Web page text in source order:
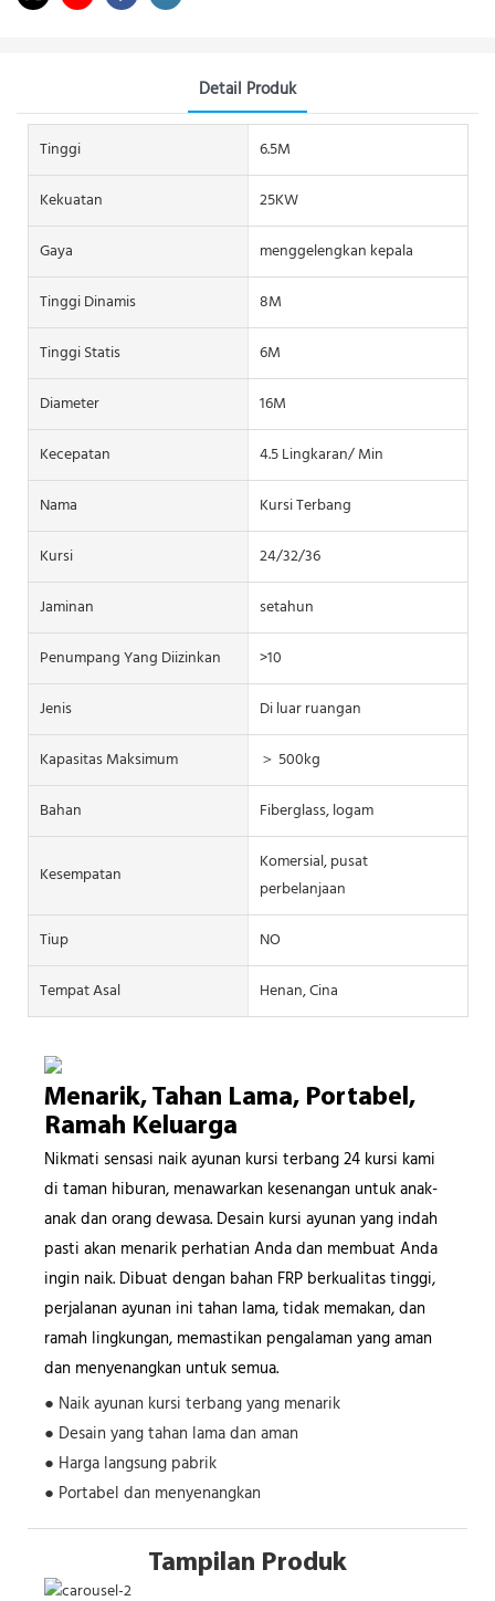
Detail Produk
Tinggi
6.5M
Kekuatan
25KW
Gaya
menggelengkan kepala
Tinggi Dinamis
8M
Tinggi Statis
6M
Diameter
16M
Kecepatan
4.5 Lingkaran/ Min
Nama
Kursi Terbang
Kursi
24/32/36
Jaminan
setahun
Penumpang Yang Diizinkan
>10
Jenis
Di luar ruangan
Kapasitas Maksimum
＞ 500kg
Bahan
Fiberglass, logam
Kesempatan
Komersial, pusat
perbelanjaan
Tiup
NO
Tempat Asal
Henan, Cina
Menarik, Tahan Lama, Portabel,
Ramah Keluarga
Nikmati sensasi naik ayunan kursi terbang 24 kursi kami
di taman hiburan, menawarkan kesenangan untuk anak-
anak dan orang dewasa. Desain kursi ayunan yang indah
pasti akan menarik perhatian Anda dan membuat Anda
ingin naik. Dibuat dengan bahan FRP berkualitas tinggi,
perjalanan ayunan ini tahan lama, tidak memakan, dan
ramah lingkungan, memastikan pengalaman yang aman
dan menyenangkan untuk semua.
● Naik ayunan kursi terbang yang menarik
● Desain yang tahan lama dan aman
● Harga langsung pabrik
● Portabel dan menyenangkan
Tampilan Produk